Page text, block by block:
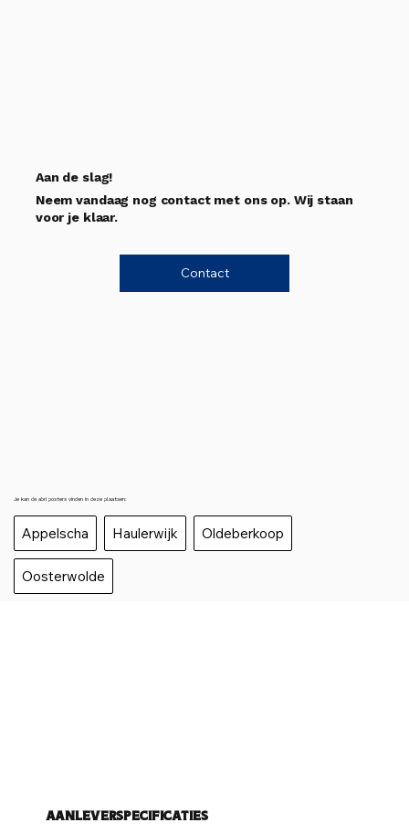
Je kan de abri posters vinden in deze plaatsen:
Appelscha Haulerwijk Oldeberkoop
Oosterwolde
Aan de slag!
Neem vandaag nog contact met ons op. Wij staan
voor je klaar.
Contact
Aanleverspecificaties